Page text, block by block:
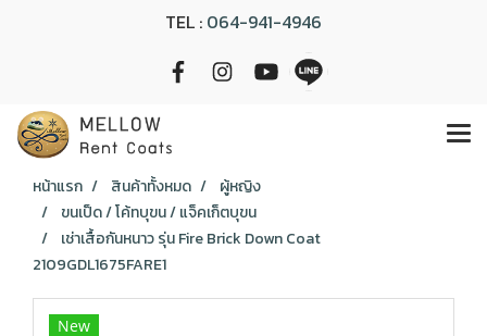
TEL : 064-941-4946
หน้าแรก สินค้าทั้งหมด
ผู้หญิง
ขนเป็ด / โค้ทบุขน / แจ็คเก็ตบุขน
เช่าเสื้อกันหนาว รุ่น Fire Brick Down Coat
2109GDL1675FARE1
New